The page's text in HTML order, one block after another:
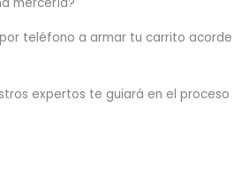
teléfono a armar tu carrito acorde
expertos te guiará en el proceso